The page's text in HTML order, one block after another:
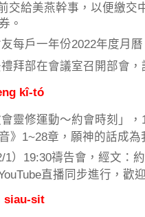
交給美燕幹事，以便繳交
。
每戶一年份2022年度月
拜部在會議室召開部會
kî-tó
靈修運動～約會時刻」
》1~28章，願神的話成
1）19:30禱告會，經文：
直播同步進行，歡
siau-sit